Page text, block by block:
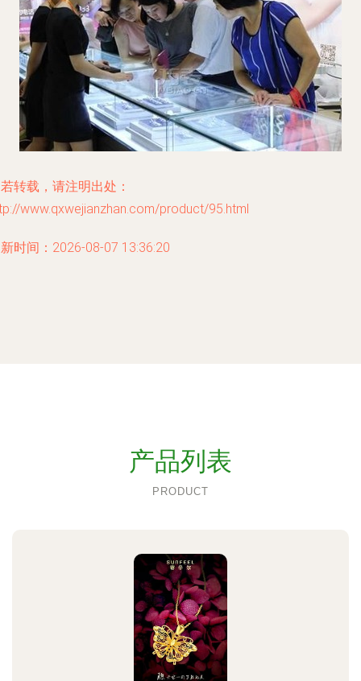
转载，请注明出处：
www.qxwejianzhan.com/product/95.html
时间：2026-08-07 13:36:20
产品列表
PRODUCT